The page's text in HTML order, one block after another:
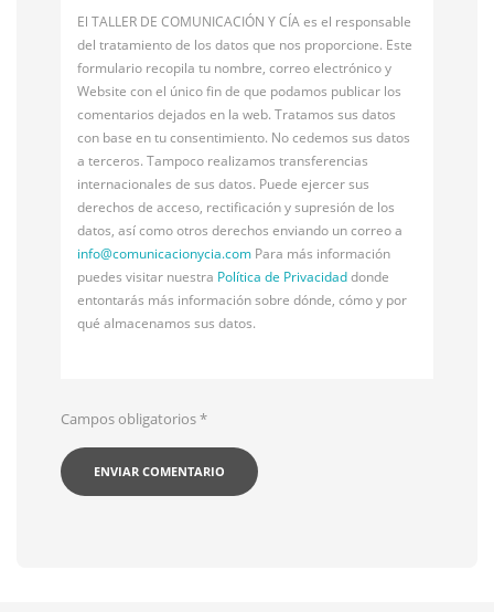
El TALLER DE COMUNICACIÓN Y CÍA es el responsable
del tratamiento de los datos que nos proporcione. Este
formulario recopila tu nombre, correo electrónico y
Website con el único fin de que podamos publicar los
comentarios dejados en la web. Tratamos sus datos
con base en tu consentimiento. No cedemos sus datos
a terceros. Tampoco realizamos transferencias
internacionales de sus datos. Puede ejercer sus
derechos de acceso, rectificación y supresión de los
datos, así como otros derechos enviando un correo a
info@comunicacionycia.com Para más información
puedes visitar nuestra Política de Privacidaddonde
entontarás más información sobre dónde, cómo y por
qué almacenamos sus datos.
Campos obligatorios*